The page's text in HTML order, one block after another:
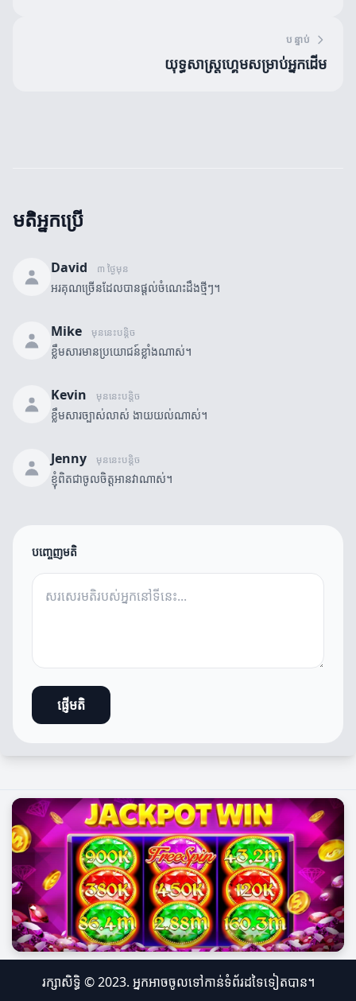
បន្ទាប់
យុទ្ធសាស្ត្រហ្គេមសម្រាប់អ្នកដើម
មតិអ្នកប្រើ
David ៣ ថ្ងៃមុន
អរគុណច្រើនដែលបានផ្តល់ចំណេះដឹងថ្មីៗ។
Mike មុននេះបន្តិច
ខ្លឹមសារមានប្រយោជន៍ខ្លាំងណាស់។
Kevin មុននេះបន្តិច
ខ្លឹមសារច្បាស់លាស់ ងាយយល់ណាស់។
Jenny មុននេះបន្តិច
ខ្ញុំពិតជាចូលចិត្តអានវាណាស់។
បញ្ចេញមតិ
ផ្ញើមតិ
រក្សាសិទ្ធិ © 2023. អ្នកអាចចូលទៅកាន់ទំព័រដទៃទៀតបាន។